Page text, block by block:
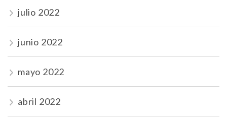
julio 2022
junio 2022
mayo 2022
abril 2022